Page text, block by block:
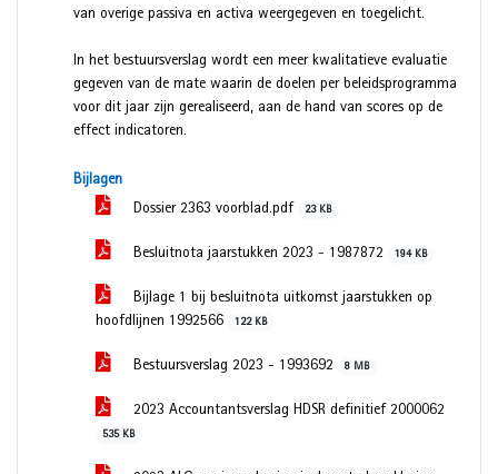
van overige passiva en activa weergegeven en toegelicht.
In het bestuursverslag wordt een meer kwalitatieve evaluatie
gegeven van de mate waarin de doelen per beleidsprogramma
voor dit jaar zijn gerealiseerd, aan de hand van scores op de
effect indicatoren.
Bijlagen
Dossier 2363 voorblad.pdf
23 KB
Besluitnota jaarstukken 2023 - 1987872 194 KB
Bijlage 1 bij besluitnota uitkomst jaarstukken op
hoofdlijnen 1992566
122 KB
Bestuursverslag 2023 - 1993692 8 MB
2023 Accountantsverslag HDSR definitief 2000062
535 KB